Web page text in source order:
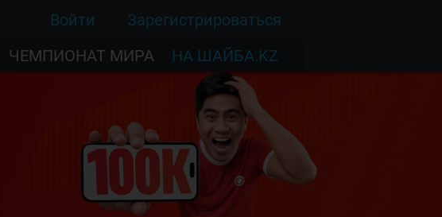
Войти
Зарегистрироваться
ЧЕМПИОНАТ МИРА НА ШАЙБА.KZ